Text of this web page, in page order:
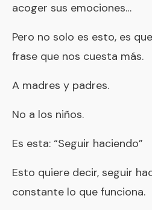
acoger sus emociones…
Pero no solo es esto, es
frase que nos cuesta más.
A madres y padres.
No a los niños.
Es esta: “Seguir haciendo”
Esto quiere decir, seguir
constante lo que funciona.